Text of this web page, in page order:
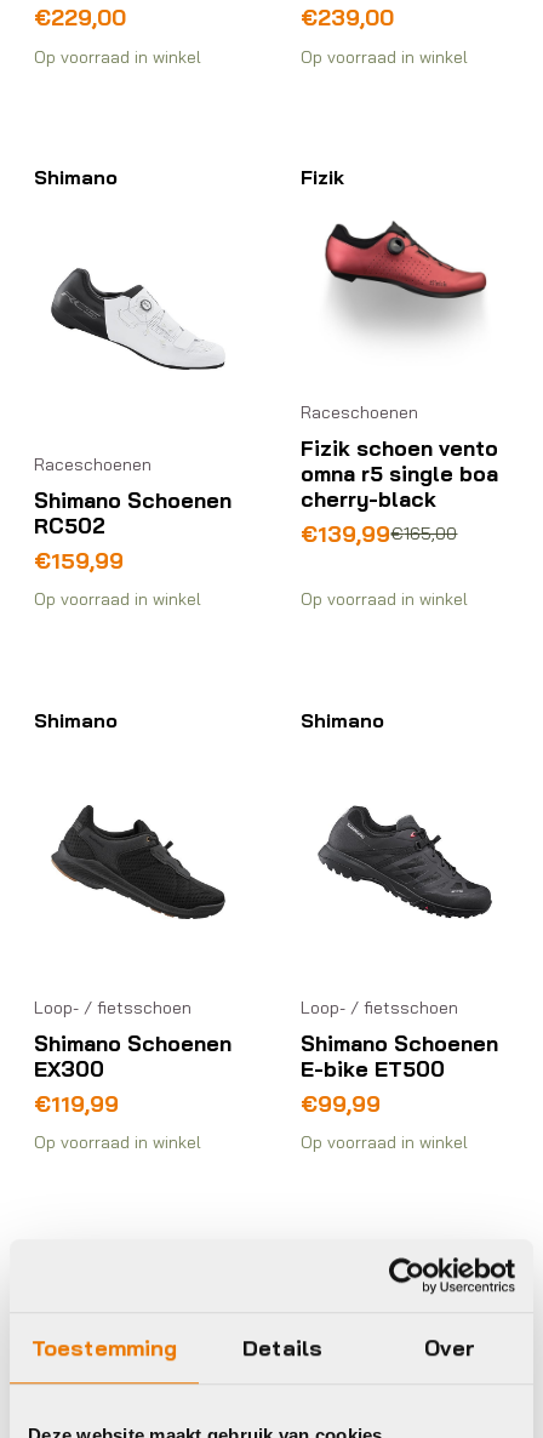
Toestemming Details Over
€229,00
Op voorraad in winkel
€239,00
Op voorraad in winkel
Shimano
Raceschoenen
Shimano Schoenen
RC502
€159,99
Op voorraad in winkel
Fizik
Raceschoenen
Fizik schoen vento
omna r5 single boa
cherry-black
€165,00
Oorspronkelijke
€165,00.
€139,99
Huidige
€139,99.
Op voorraad in winkel
Shimano
Loop- / fietsschoen
Shimano Schoenen
EX300
€119,99
Op voorraad in winkel
Shimano
Loop- / fietsschoen
Shimano Schoenen
E-bike ET500
€99,99
Op voorraad in winkel